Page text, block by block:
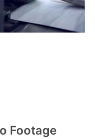
Footage